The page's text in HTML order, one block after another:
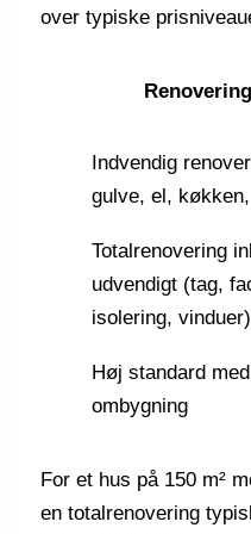
over typiske
Indvendig
gulve, el,
Totalrenovering
udvendigt (tag,
isolering, vinduer)
Høj standard
ombygning
For et hus på 150 m²
en totalrenovering